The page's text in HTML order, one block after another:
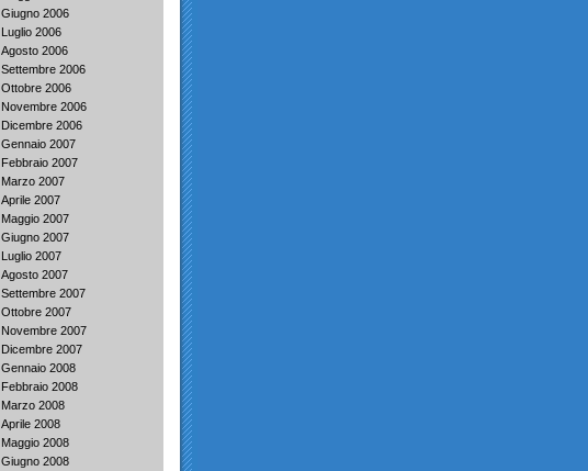
Giugno 2006
Luglio 2006
Agosto 2006
Settembre 2006
Ottobre 2006
Novembre 2006
Dicembre 2006
Gennaio 2007
Febbraio 2007
Marzo 2007
Aprile 2007
Maggio 2007
Giugno 2007
Luglio 2007
Agosto 2007
Settembre 2007
Ottobre 2007
Novembre 2007
Dicembre 2007
Gennaio 2008
Febbraio 2008
Marzo 2008
Aprile 2008
Maggio 2008
Giugno 2008